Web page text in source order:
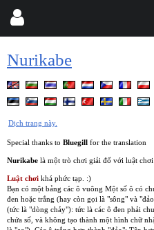
Nurikabe
Dịch trang này.
Special thanks to Bluegill for the translation
Nurikabe là một trò chơi giải đố với luật chơi
Luật chơi khá phức tạp. :)
Bạn có một bảng các ô vuông Một số ô có
đen hoặc trắng (hay còn gọi là "sông" và
(tức là "dòng chảy"): tức là các ô đen phải
chứa số, và không tạo thành một hình chữ